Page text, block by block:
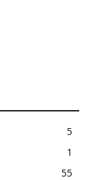
5
1
55